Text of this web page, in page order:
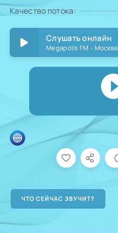
Качество потока:
Слушать онлайн
Megapolis FM - Москва